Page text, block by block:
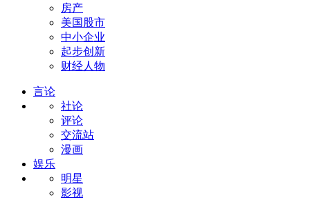
房产
美国股市
中小企业
起步创新
财经人物
言论
社论
评论
交流站
漫画
娱乐
明星
影视